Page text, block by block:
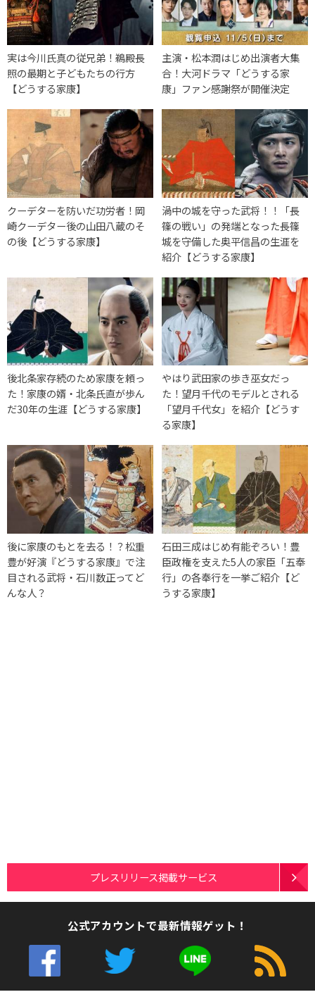
実は今川氏真の従兄弟！鵜殿長
照の最期と子どもたちの行方
【どうする家康】
主演・松本潤はじめ出演者大集
合！大河ドラマ「どうする家
康」ファン感謝祭が開催決定
クーデターを防いだ功労者！岡
崎クーデター後の山田八蔵のそ
の後【どうする家康】
渦中の城を守った武将！！「長
篠の戦い」の発端となった長篠
城を守備した奥平信昌の生涯を
紹介【どうする家康】
後北条家存続のため家康を頼っ
た！家康の婿・北条氏直が歩ん
だ30年の生涯【どうする家康】
やはり武田家の歩き巫女だっ
た！望月千代のモデルとされる
「望月千代女」を紹介【どうす
る家康】
後に家康のもとを去る！？松重
豊が好演『どうする家康』で注
目される武将・石川数正ってど
んな人？
石田三成はじめ有能ぞろい！豊
臣政権を支えた5人の家臣「五奉
行」の各奉行を一挙ご紹介【ど
うする家康】
プレスリリース掲載サービス
公式アカウントで最新情報ゲット！